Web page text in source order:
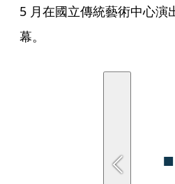
5 月在國立傳統藝術中心演
幕。